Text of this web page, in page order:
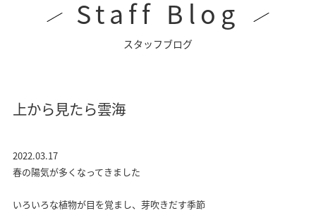
Staff Blog
スタッフブログ
上から見たら雲海
2022.03.17
春の陽気が多くなってきました
いろいろな植物が目を覚まし、芽吹きだす季節